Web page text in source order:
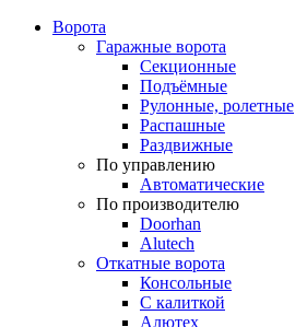
Ворота
Гаражные ворота
Секционные
Подъёмные
Рулонные, ролетные
Распашные
Раздвижные
По управлению
Автоматические
По производителю
Doorhan
Alutech
Откатные ворота
Консольные
С калиткой
Алютех